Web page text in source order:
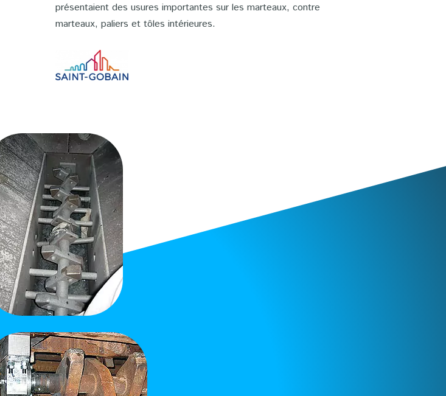
présentaient des usures importantes sur les marteaux, contre
marteaux, paliers et tôles intérieures.